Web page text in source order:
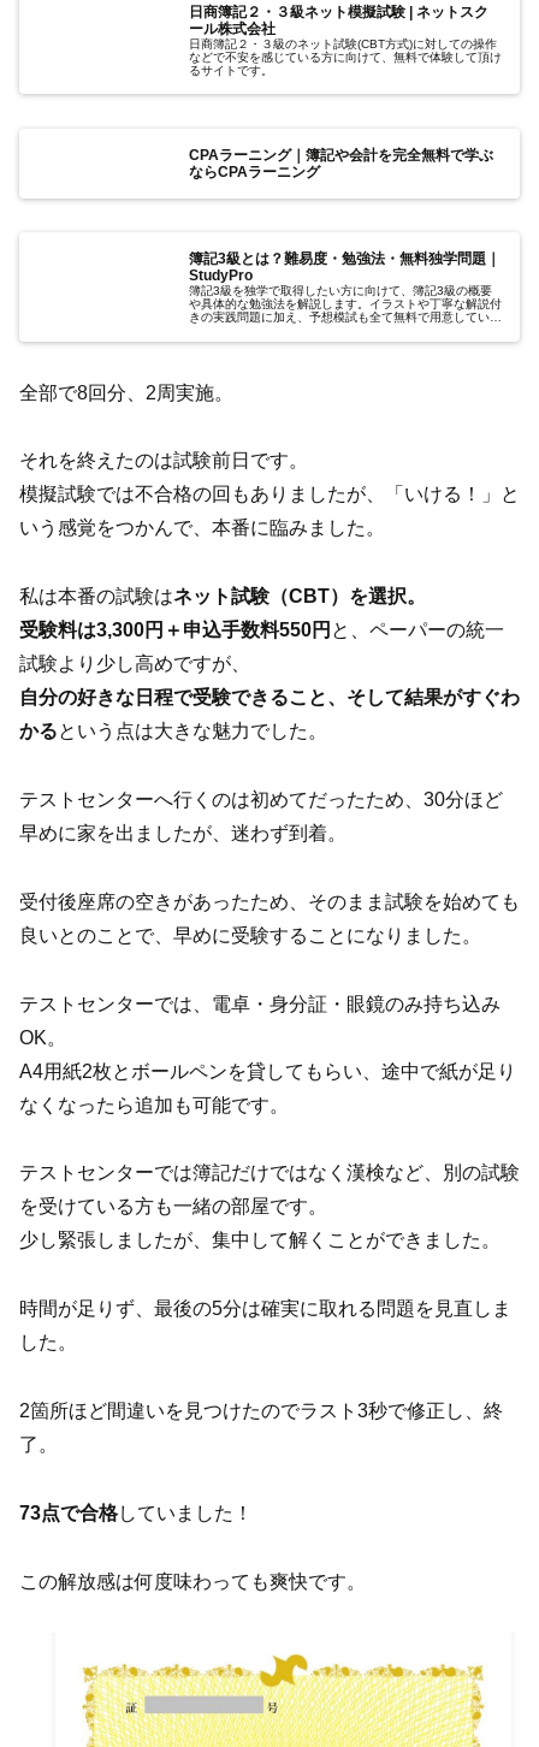
日商簿記２・３級ネット模擬試験 | ネットスク
ール株式会社
日商簿記２・３級のネット試験(CBT方式)に対しての操作
などで不安を感じている方に向けて、無料で体験して頂け
るサイトです。
CPAラーニング｜簿記や会計を完全無料で学ぶ
ならCPAラーニング
簿記3級とは？難易度・勉強法・無料独学問題｜
StudyPro
簿記3級を独学で取得したい方に向けて、簿記3級の概要
や具体的な勉強法を解説します。イラストや丁寧な解説付
きの実践問題に加え、予想模試も全て無料で用意していま
全部で8回分、2周実施。
それを終えたのは試験前日です。
模擬試験では不合格の回もありましたが、「いける！」と
いう感覚をつかんで、本番に臨みました。
私は本番の試験はネット試験（CBT）を選択。
受験料は3,300円＋申込手数料550円 と、ペーパーの統一
試験より少し高めですが、
自分の好きな日程で受験できること、そして結果がすぐわ
かるという点は大きな魅力でした。
テストセンターへ行くのは初めてだったため、30分ほど
早めに家を出ましたが、迷わず到着。
受付後座席の空きがあったため、そのまま試験を始めても
良いとのことで、早めに受験することになりました。
テストセンターでは、電卓・身分証・眼鏡のみ持ち込み
OK。
A4用紙2枚とボールペンを貸してもらい、途中で紙が足り
なくなったら追加も可能です。
テストセンターでは簿記だけではなく漢検など、別の試験
を受けている方も一緒の部屋です。
少し緊張しましたが、集中して解くことができました。
時間が足りず、最後の5分は確実に取れる問題を見直しま
した。
2箇所ほど間違いを見つけたのでラスト3秒で修正し、終
了。
73点で合格していました！
この解放感は何度味わっても爽快です。